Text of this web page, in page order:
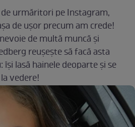
urmăritori pe Instagram,
de ușor precum am crede!
de multă muncă și
reușește să facă asta
lasă hainele deoparte și se
vedere!